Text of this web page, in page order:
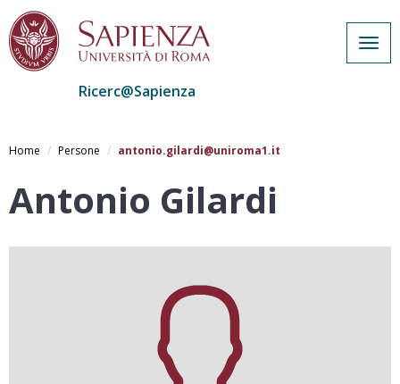
al
Ricerc@Sapienza
Home Persone antonio.gilardi@uniroma1.it
Antonio Gilardi